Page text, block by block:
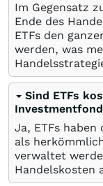
Im Gegensatz
Ende des
ETFs den
werden, was
Sind ETFs
Ja, ETFs
als
verwaltet
Handelskosten